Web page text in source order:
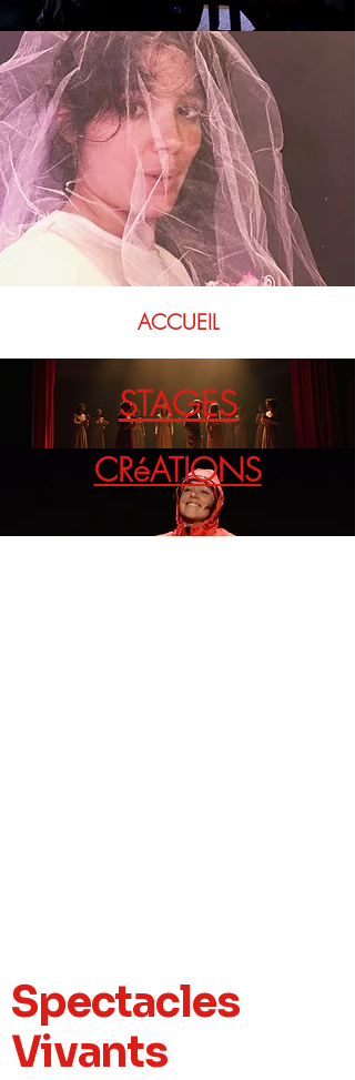
ACCUEIL
STAGES
CRéATIONS
Spectacles
Vivants